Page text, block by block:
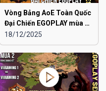
Vòng Bảng AoE Toàn Quốc
Đại Chiến EGOPLAY mùa 2 |
Liên Quân Hà Nội vs Hải
Dương
18/12/2025